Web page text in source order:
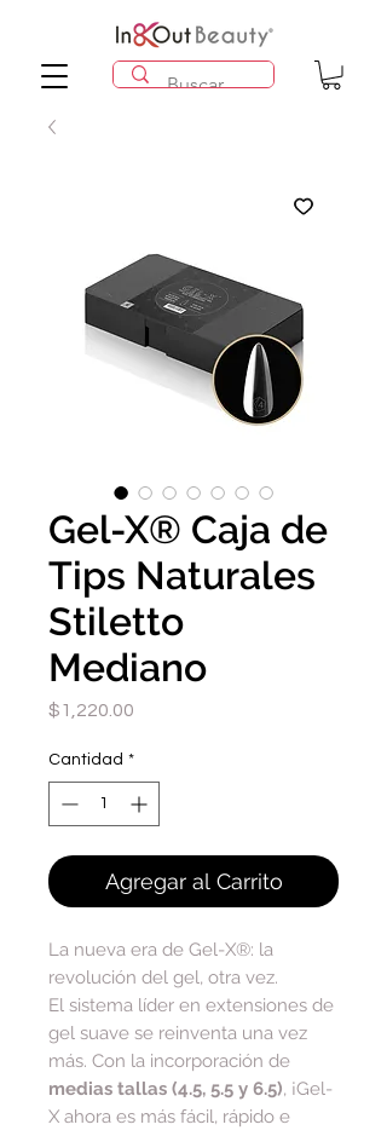
Gel-X® Caja de
Tips Naturales
Stiletto
Mediano
$1,220.00
Cantidad *
Agregar al Carrito
La nueva era de Gel-X®: la
revolución del gel, otra vez.
El sistema líder en extensiones de
gel suave se reinventa una vez
más. Con la incorporación de
medias tallas (4.5, 5.5 y 6.5), ¡Gel-
X ahora es más fácil, rápido e